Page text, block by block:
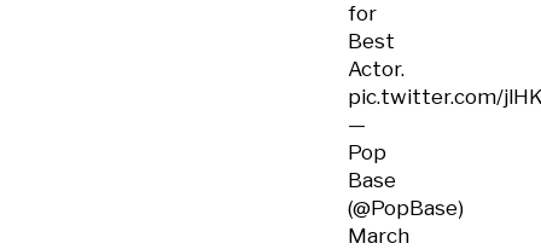
for
Best
Actor.
pic.twitter.com/
—
Pop
Base
(@PopBase)
March